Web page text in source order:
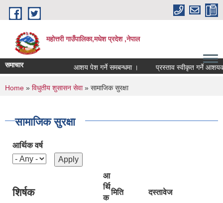
Skip to main content
महोत्तरी गाउँपालिका,मधेश प्रदेश ,नेपाल
समाचार आशय पेश गर्ने समबन्धमा । प्रस्ताव स्वीकृत गर्ने
You are here
Home » विधुतीय शुसासन सेवा» सामाजिक सुरक्षा
सामाजिक सुरक्षा
आर्थिक वर्ष
शिर्षक
आ
र्थि
क
मिति दस्तावेज